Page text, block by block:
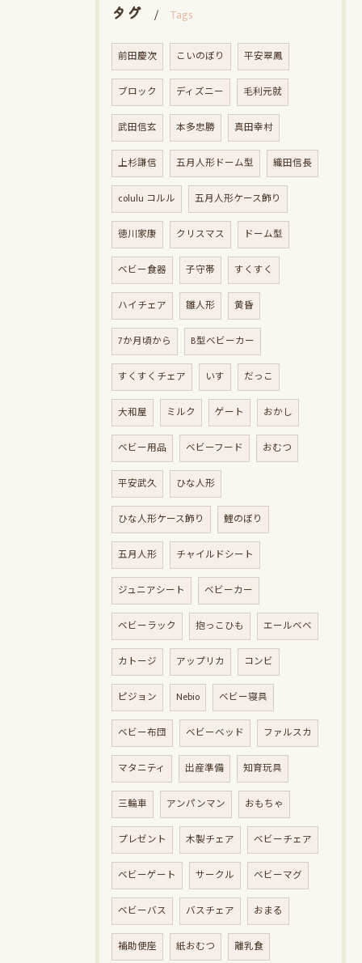
タグ Tags
前田慶次 こいのぼり 平安翠鳳
ブロック ディズニー 毛利元就
武田信玄 本多忠勝 真田幸村
上杉謙信 五月人形ドーム型 織田信長
colulu コルル 五月人形ケース飾り
徳川家康 クリスマス ドーム型
ベビー食器 子守帯 すくすく
ハイチェア 雛人形 黄昏
7か月頃から B型ベビーカー
すくすくチェア いす だっこ
大和屋 ミルク ゲート おかし
ベビー用品 ベビーフード おむつ
平安武久 ひな人形
ひな人形ケース飾り 鯉のぼり
五月人形 チャイルドシート
ジュニアシート ベビーカー
ベビーラック 抱っこひも エールベベ
カトージ アップリカ コンビ
ピジョン Nebio ベビー寝具
ベビー布団 ベビーベッド ファルスカ
マタニティ 出産準備 知育玩具
三輪車 アンパンマン おもちゃ
プレゼント 木製チェア ベビーチェア
ベビーゲート サークル ベビーマグ
ベビーバス バスチェア おまる
補助便座 紙おむつ 離乳食